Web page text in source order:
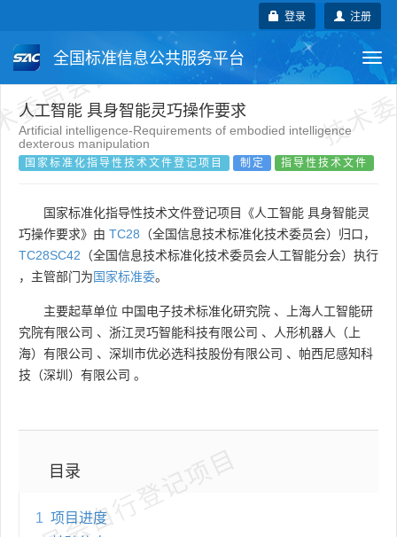
注册
登录
全国标准信息公共服务平台
国家标准 行业标准
团体标准
员会自行登记项目 技
人工智能 具身智能灵巧操作要求
Artificial intelligence-Requirements of embodied intelligence
dexterous manipulation
国家标准化指导性技术文件登记项目 制定 指导性技术文件
国家标准化指导性技术文件登记项目《人工智能 具身智能灵
巧操作要求》由 TC28 （全国信息技术标准化技术委员会）归口，
TC28SC42 （全国信息技术标准化技术委员会人工智能分会）执行
，主管部门为国家标准委。
主要起草单位 中国电子技术标准化研究院 、
上海人工智能研
究院有限公司 、 浙江灵巧智能科技有限公司 、
人形机器人（上
海）有限公司 、 深圳市优必选科技股份有限公司 、 帕西尼感知科
技（深圳）有限公司 。
目录
1 项目进度